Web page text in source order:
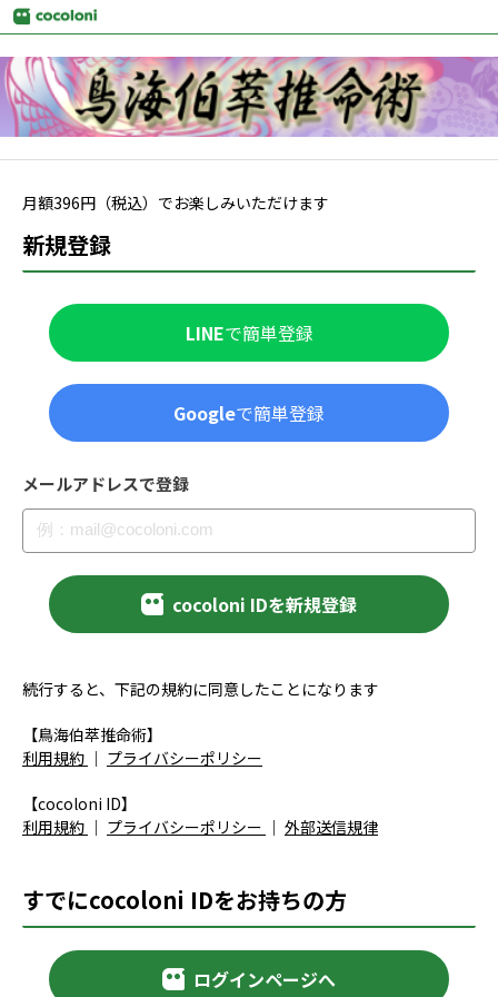
月額396円（税込）でお楽しみいただけます
新規登録
LINEで簡単登録
Googleで簡単登録
メールアドレスで登録
cocoloni IDを新規登録
続行すると、下記の規約に同意したことになります
【鳥海伯萃推命術】
利用規約 ｜ プライバシーポリシー
【cocoloni ID】
利用規約 ｜ プライバシーポリシー ｜ 外部送信規律
すでにcocoloni IDをお持ちの方
ログインページへ